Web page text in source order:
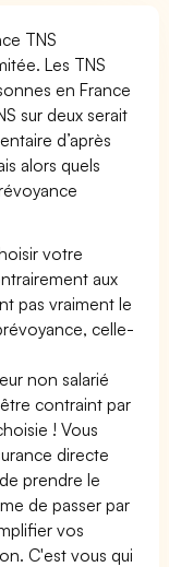
TNS
Les TNS
en France
sur deux serait
d’après
alors quels
votre
aux
pas vraiment le
celle-
non salarié
contraint par
! Vous
directe
prendre le
de passer par
vos
C'est vous qui